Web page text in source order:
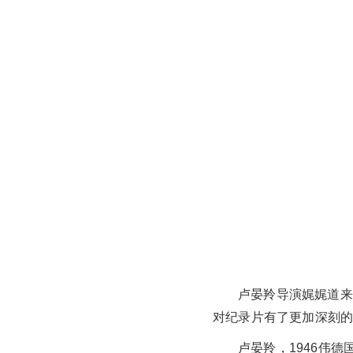
卢晏羚导演娓娓道
对纪录片有了更加深刻
卢晏羚，1946伟德